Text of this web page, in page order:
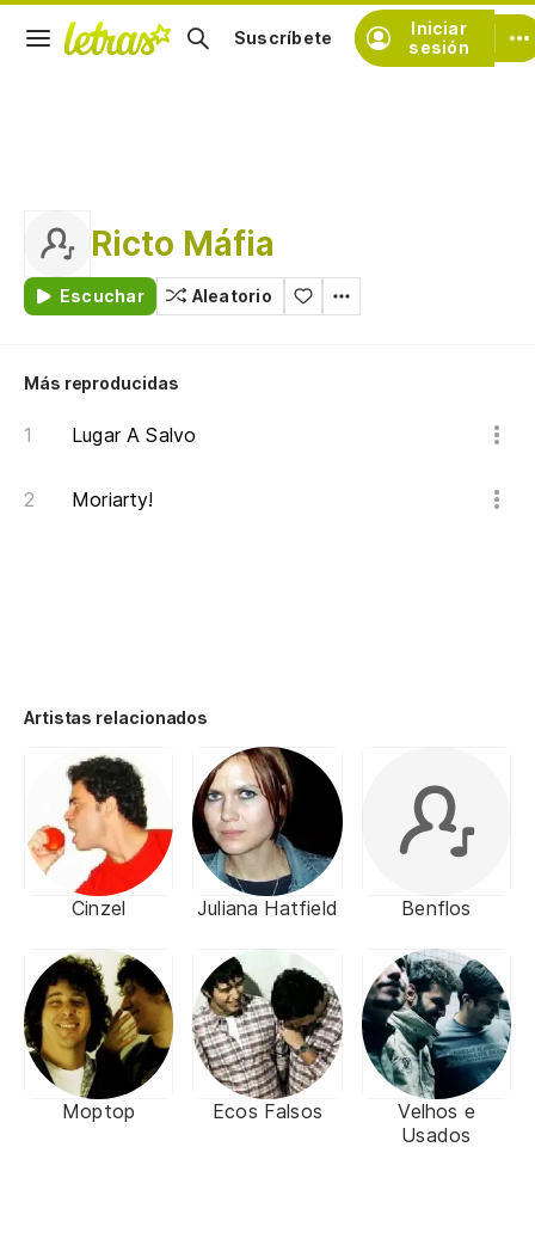
Iniciar
sesión
Suscríbete
Ricto Máfia
Escuchar Aleatorio
Más reproducidas
Lugar A Salvo
Moriarty!
Artistas relacionados
Cinzel Juliana Hatfield Benflos
Moptop Ecos Falsos
Velhos e
Usados